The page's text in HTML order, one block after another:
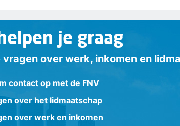
je graag
vragen over werk, inkomen en
contact op met de FNV
over het lidmaatschap
over werk en inkomen